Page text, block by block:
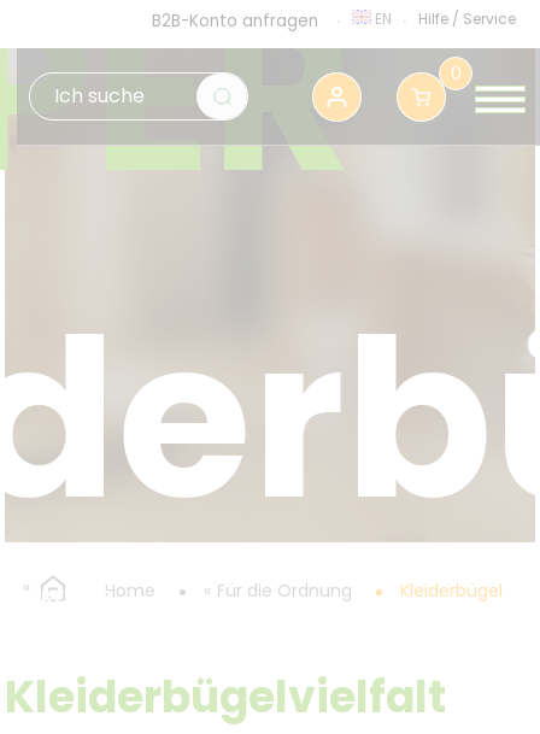
B2B-Konto anfragen EN Hilfe / Service
0
KESPER.Home Für die Ordnung Kleiderbügel
Kleiderbügelvielfalt